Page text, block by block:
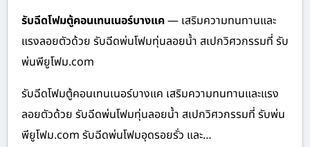
รับฉีดโฟมตู้คอนเทนเนอร์บางแค— เสริมความทนทานและ
แรงลอยตัวด้วย รับฉีดพ่นโฟมทุ่นลอยน้ำ สเปกวิศวกรรมที่ รับ
พ่นพียูโฟม.com
รับฉีดโฟมตู้คอนเทนเนอร์บางแค เสริมความทนทานและแรง
ลอยตัวด้วย รับฉีดพ่นโฟมทุ่นลอยน้ำ สเปกวิศวกรรมที่ รับพ่น
พียูโฟม.com รับฉีดพ่นโฟมอุดรอยรั่ว และ…